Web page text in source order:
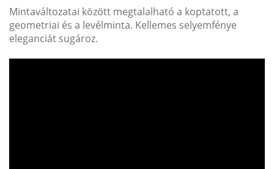
Mintaváltozatai között megtalalható a koptatott, a
geometriai és a levélminta. Kellemes selyemfénye
eleganciát sugároz.